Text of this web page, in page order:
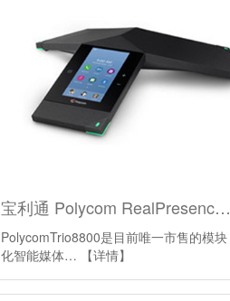
宝利通 Polycom RealPresence Trio8800
PolycomTrio8800是目前唯一市售的模块
化智能媒体…
【详情】